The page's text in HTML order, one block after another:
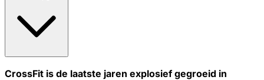
CrossFit is de laatste jaren explosief gegroeid in